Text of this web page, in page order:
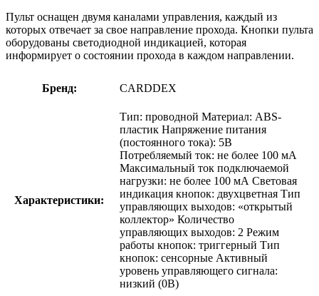
Пульт оснащен двумя каналами управления, каждый из
которых отвечает за свое направление прохода. Кнопки пульта
оборудованы светодиодной индикацией, которая
информирует о состоянии прохода в каждом направлении.
Бренд: CARDDEX
Характеристики:
Тип: проводной Материал: ABS-
пластик Напряжение питания
(постоянного тока): 5В
Потребляемый ток: не более 100 мА
Максимальный ток подключаемой
нагрузки: не более 100 мА Световая
индикация кнопок: двухцветная Тип
управляющих выходов: «открытый
коллектор» Количество
управляющих выходов: 2 Режим
работы кнопок: триггерный Тип
кнопок: сенсорные Активный
уровень управляющего сигнала:
низкий (0В)